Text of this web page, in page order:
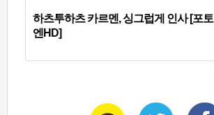
하츠투하츠 카르멘, 싱그럽게 인사 [포토
엔HD]